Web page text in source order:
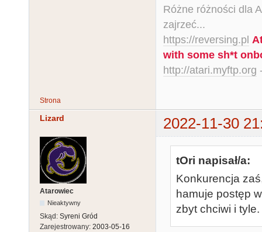
Różne różności dla
zajrzeć...
https://reversing.pl
with some sh*t
http://atari.myftp.org
Strona
Lizard 2022-11-30
Atarowiec
Nieaktywny
Skąd: Syreni Gród
Zarejestrowany: 2003-05-16
tOri napisał/a:
Konkurencja
hamuje postęp
zbyt chciwi i tyle.